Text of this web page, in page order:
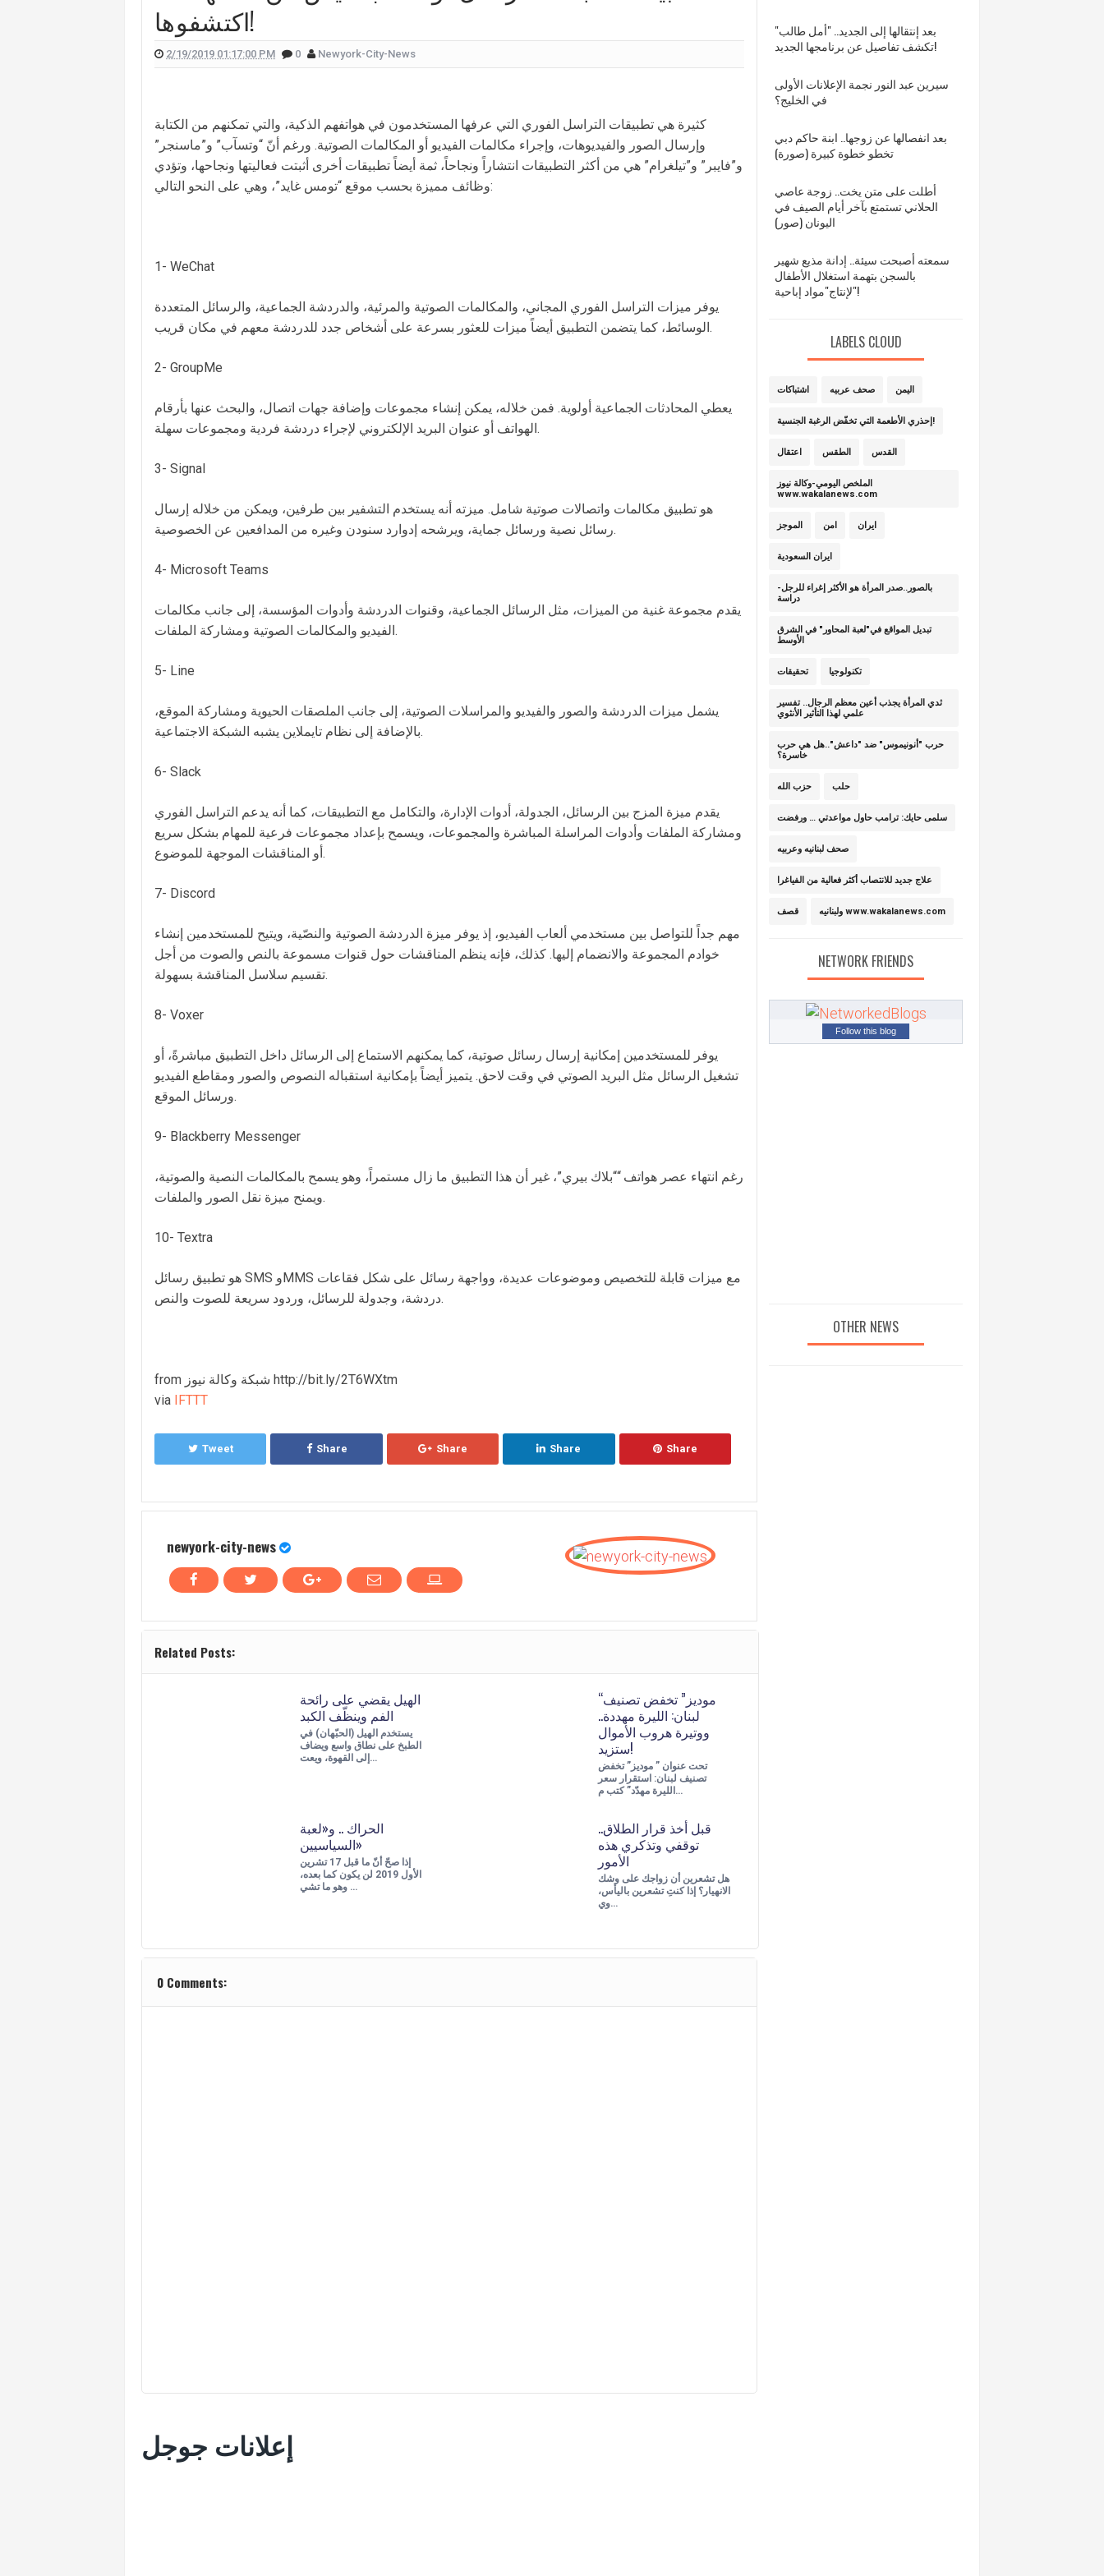
كيف علّقت هيفا وهبي على تفجير "البيجر"؟
شقراء جميلة تشبه الأوروبيات.. صورة لابنة الممثل يورغو شلهوب تنتشر تعرفوا إليها
بأجواء مليئة بالحب والرومانسية... ممثلان يدخلان القفص الذهبي في روما (صور)
بالقبلات... لحظات رومانسيّة بين ريم السعيدي وزوجها وسام بريدي: أحبك (فيديو)
بالفيديو هل يُفكّر هذا الفنان اللبنانيّ بالهجرة إلى كندا؟.. إليكم ما كشفه
اكتشفوها!
2/19/2019 01:17:00 PM 0 Newyork-City-News
كثيرة هي تطبيقات التراسل الفوري التي عرفها المستخدمون في هواتفهم الذكية، والتي تمكنهم من الكتابة
وإرسال الصور والفيديوهات، وإجراء مكالمات الفيديو أو المكالمات الصوتية. ورغم أنّ “وتسآب” و”ماسنجر”
و”فايبر” و”تيلغرام” هي من أكثر التطبيقات انتشاراً ونجاحاً، ثمة أيضاً تطبيقات أخرى أثبتت فعاليتها ونجاحها، وتؤدي
وظائف مميزة بحسب موقع “تومس غايد”، وهي على النحو التالي:
1- WeChat
يوفر ميزات التراسل الفوري المجاني، والمكالمات الصوتية والمرئية، والدردشة الجماعية، والرسائل المتعددة
الوسائط، كما يتضمن التطبيق أيضاً ميزات للعثور بسرعة على أشخاص جدد للدردشة معهم في مكان قريب.
2- GroupMe
يعطي المحادثات الجماعية أولوية. فمن خلاله، يمكن إنشاء مجموعات وإضافة جهات اتصال، والبحث عنها بأرقام
الهواتف أو عنوان البريد الإلكتروني لإجراء دردشة فردية ومجموعات سهلة.
3- Signal
هو تطبيق مكالمات واتصالات صوتية شامل. ميزته أنه يستخدم التشفير بين طرفين، ويمكن من خلاله إرسال
رسائل نصية ورسائل جماية، ويرشحه إدوارد سنودن وغيره من المدافعين عن الخصوصية.
4- Microsoft Teams
يقدم مجموعة غنية من الميزات، مثل الرسائل الجماعية، وقنوات الدردشة وأدوات المؤسسة، إلى جانب مكالمات
الفيديو والمكالمات الصوتية ومشاركة الملفات.
5- Line
يشمل ميزات الدردشة والصور والفيديو والمراسلات الصوتية، إلى جانب الملصقات الحيوية ومشاركة الموقع،
بالإضافة إلى نظام تايملاين يشبه الشبكة الاجتماعية.
6- Slack
يقدم ميزة المزج بين الرسائل، الجدولة، أدوات الإدارة، والتكامل مع التطبيقات، كما أنه يدعم التراسل الفوري
ومشاركة الملفات وأدوات المراسلة المباشرة والمجموعات، ويسمح بإعداد مجموعات فرعية للمهام بشكل سريع
أو المناقشات الموجهة للموضوع.
7- Discord
مهم جداً للتواصل بين مستخدمي ألعاب الفيديو، إذ يوفر ميزة الدردشة الصوتية والنصّية، ويتيح للمستخدمين إنشاء
خوادم المجموعة والانضمام إليها. كذلك، فإنه ينظم المناقشات حول قنوات مسموعة بالنص والصوت من أجل
تقسيم سلاسل المناقشة بسهولة.
8- Voxer
يوفر للمستخدمين إمكانية إرسال رسائل صوتية، كما يمكنهم الاستماع إلى الرسائل داخل التطبيق مباشرةً، أو
تشغيل الرسائل مثل البريد الصوتي في وقت لاحق. يتميز أيضاً بإمكانية استقباله النصوص والصور ومقاطع الفيديو
ورسائل الموقع.
9- Blackberry Messenger
رغم انتهاء عصر هواتف ““بلاك بيري”، غير أن هذا التطبيق ما زال مستمراً، وهو يسمح بالمكالمات النصية والصوتية،
ويمنح ميزة نقل الصور والملفات.
10- Textra
هو تطبيق رسائل SMS وMMS مع ميزات قابلة للتخصيص وموضوعات عديدة، وواجهة رسائل على شكل فقاعات
دردشة، وجدولة للرسائل، وردود سريعة للصوت والنص.
from شبكة وكالة نيوز http://bit.ly/2T6WXtm
via IFTTT
Tweet Share Share Share Share
newyork-city-news
Related Posts:
الهيل يقضي على رائحة
الفم وينظّف الكبد
يستخدم الهيل (الحبّهان) في
الطبخ على نطاق واسع ويضاف
إلى القهوة، ويعت…
“موديز” تخفض تصنيف
لبنان: الليرة مهددة..
ووتيرة هروب الأموال
ستزيد!
تحت عنوان ” موديز” تخفض
تصنيف لبنان: استقرار سعر
الليرة مهدّد” كتب م…
الحراك .. و«لعبة
السياسيين»
إذا صحّ أنّ ما قبل 17 تشرين
الأول 2019 لن يكون كما بعده،
وهو ما تشي …
قبل أخذ قرار الطلاق..
توقفي وتذكري هذه
الأمور
هل تشعرين أن زواجك على وشك
الانهيار؟ إذا كنتِ تشعرين باليأس،
وي…
0 Comments:
إعلانات جوجل
بعد إنتقالها إلى الجديد.. "أمل طالب"
تكشف تفاصيل عن برنامجها الجديد!
سيرين عبد النور نجمة الإعلانات الأولى
في الخليج؟
بعد انفصالها عن زوجها.. ابنة حاكم دبي
تخطو خطوة كبيرة (صورة)
أطلت على متن يخت.. زوجة عاصي
الحلاني تستمتع بآخر أيام الصيف في
اليونان (صور)
سمعته أصبحت سيئة.. إدانة مذيع شهير
بالسجن بتهمة استغلال الأطفال
لإنتاج"مواد إباحية"!
LABELS CLOUD
اشتباكات صحف عربيه اليمن
إحذري الأطعمة التي تخفّض الرغبة الجنسية!
اعتقال الطقس القدس
الملخص اليومي-وكالة نيوز
www.wakalanews.com
الموجز امن ايران
ايران السعودية
بالصور..صدر المرأة هو الأكثر إغراء للرجل-
دراسة
تبديل المواقع في"لعبة المحاور" في الشرق
الأوسط
تحقيقات تكنولوجيا
ثدي المرأة يجذب أعين معظم الرجال.. تفسير
علمي لهذا التأثير الأنثوي
حرب "أنونيموس" ضد "داعش"..هل هي حرب
خاسرة؟
حزب الله حلب
سلمى حايك: ترامب حاول مواعدتي … ورفضت
صحف لبنانيه وعربيه
علاج جديد للانتصاب أكثر فعالية من الفياغرا
قصف ولبنانيه www.wakalanews.com
NETWORK FRIENDS
Follow this blog
OTHER NEWS